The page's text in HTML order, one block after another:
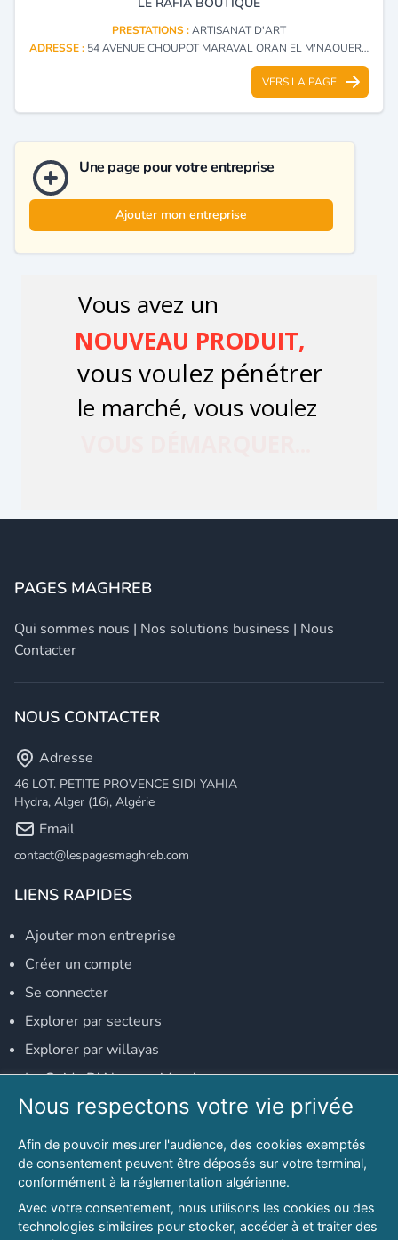
PRESTATIONS :ARTISANAT D'ART
ADRESSE : 54 AVENUE CHOUPOT MARAVAL ORAN EL M'NAOUER CTR - ORAN
VERS LA PAGE
Une page pour votre entreprise
Ajouter mon entreprise
PAGES MAGHREB
Qui sommes nous | Nos solutions business | Nous
Contacter
NOUS CONTACTER
Adresse
46 LOT. PETITE PROVENCE SIDI YAHIA
Hydra, Alger (16), Algérie
Email
contact@lespagesmaghreb.com
LIENS RAPIDES
Ajouter mon entreprise
Créer un compte
Se connecter
Explorer par secteurs
Explorer par willayas
Le Guide D'Alger, guide-alger.com
NOS RÉSEAUX SOCIAUX
Notre page Facebook
Notre page LinkedIn
Notre page Instagram
Nous respectons votre vie privée
Afin de pouvoir mesurer l'audience, des cookies exemptés
de consentement peuvent être déposés sur votre terminal,
conformément à la réglementation algérienne.
Avec votre consentement, nous utilisons les cookies ou des
technologies similaires pour stocker, accéder à et traiter des